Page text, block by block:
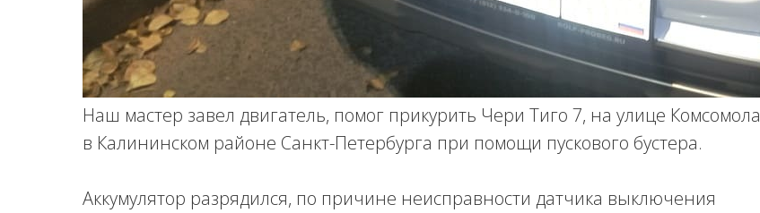
Наш мастер завел двигатель, помог прикурить Чери Тиго 7, на улице Комсомола
в Калининском районе Санкт-Петербурга при помощи пускового бустера.
Аккумулятор разрядился, по причине неисправности датчика выключения